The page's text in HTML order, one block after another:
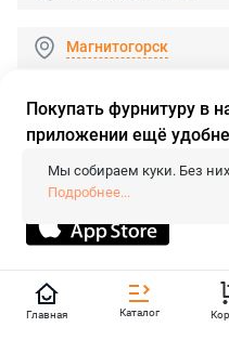
Магнитогорск
© 2026 «FieraShop.ru»
Сопровождение сайта
-
Все права защищены.
Не является публичной офертой
Политика
Главная Каталог
Покупать фурнитуру в
приложении ещё
Мы собираем куки. Без
Подробнее...